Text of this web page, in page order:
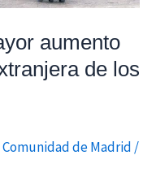
aumento
de los
Comunidad de Madrid /